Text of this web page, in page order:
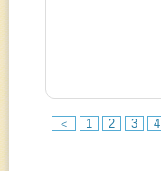
＜ 1 2 3 4